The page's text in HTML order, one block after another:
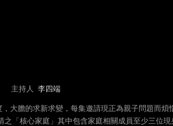
主持人 李四端
大膽的求新求變，每集邀請現正為親子問題而
「核心家庭」其中包含家庭相關成員至少三位